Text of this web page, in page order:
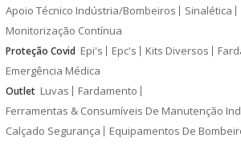
Apoio Técnico Indústria/Bombeiros
Sinalética
Monitorização Contínua
Proteção Covid Epi's Epc's Kits Diversos
Emergência Médica
Outlet Luvas
Fardamento
Ferramentas & Consumíveis De Manutenção
Calçado Segurança
Equipamentos De